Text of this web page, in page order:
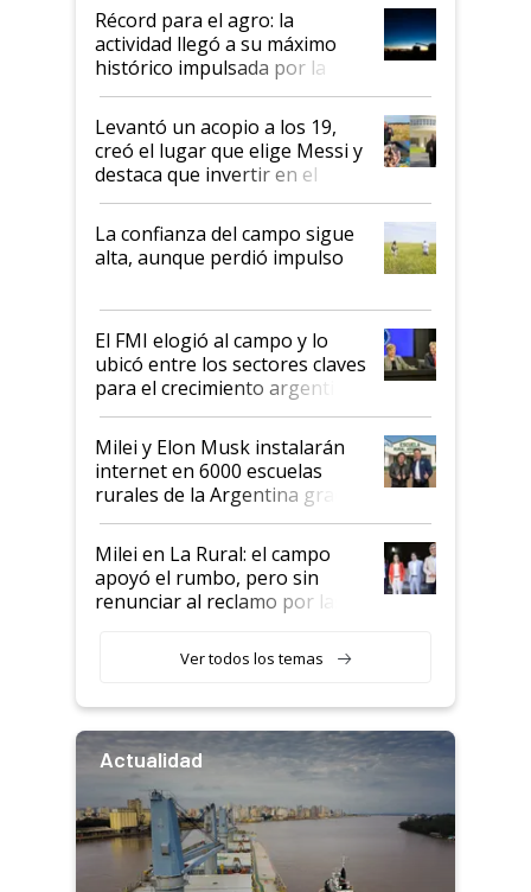
diez dólares y sostuvo el
liderazgo en un semestre
récord
Récord para el agro: la
actividad llegó a su máximo
histórico impulsada por la
cosecha y las exportaciones
Levantó un acopio a los 19,
creó el lugar que elige Messi y
destaca que invertir en el
kirchnerismo era como "darle
plata a un hijo para droga":
Juan Félix Rossetti, el libertario
que de una dura crisis salió
de Milei
La confianza del campo sigue
alta, aunque perdió impulso
El FMI elogió al campo y lo
ubicó entre los sectores claves
para el crecimiento argentino
Milei y Elon Musk instalarán
internet en 6000 escuelas
rurales de la Argentina gracias
a un acuerdo con Starlink
Milei en La Rural: el campo
apoyó el rumbo, pero sin
renunciar al reclamo por las
Ver todos los temas
Actualidad